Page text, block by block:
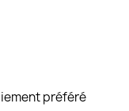
préféré